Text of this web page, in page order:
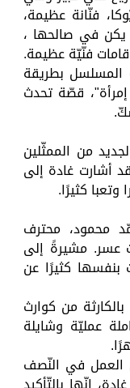
فنّانة عظيمة،
في صالحها ،
فنّيّة عظيمة.
المسلسل بطريقة
قصّة تحدث
من الممثّلين
أشارت غادة إلى
كثيرًا.
محمود، محترف
عسر. مشيرةً إلى
بنفسها كثيرًا عن
من كوارث
عمليّة وشايلة
العمل في النّصف